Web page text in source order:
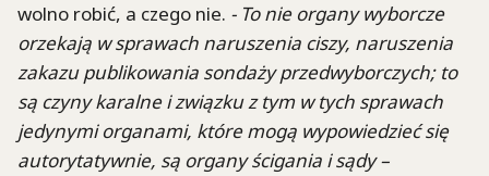
wolno robić, a czego nie. - To nie organy wyborcze
orzekają w sprawach naruszenia ciszy, naruszenia
zakazu publikowania sondaży przedwyborczych; to
są czyny karalne i związku z tym w tych sprawach
jedynymi organami, które mogą wypowiedzieć się
autorytatywnie, są organy ścigania i sądy –